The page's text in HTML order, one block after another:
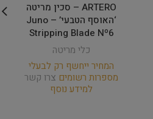
ARTERO – סכין מריטה
‘האוסף הטבעי’ Juno –
Stripping Blade Nº6
כלי מריטה
המחיר ייחשף רק לבעלי
מספרות רשומים צרו קשר
למידע נוסף